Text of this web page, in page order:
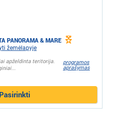
PANORAMA & MARE
žemėlapyje
apželdinta teritorija.
programos
aprašymas
Pasirinkti